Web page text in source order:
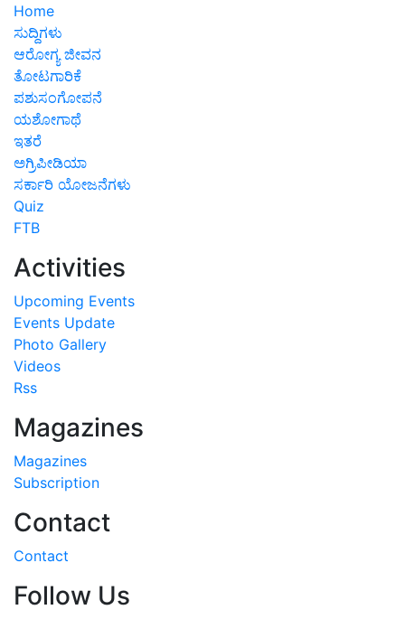
Home
ಸುದ್ದಿಗಳು
ಆರೋಗ್ಯ ಜೀವನ
ತೋಟಗಾರಿಕೆ
ಪಶುಸಂಗೋಪನೆ
ಯಶೋಗಾಥೆ
ಇತರೆ
ಅಗ್ರಿಪೀಡಿಯಾ
ಸರ್ಕಾರಿ ಯೋಜನೆಗಳು
Quiz
FTB
Activities
Upcoming Events
Events Update
Photo Gallery
Videos
Rss
Magazines
Magazines
Subscription
Contact
Contact
Follow Us